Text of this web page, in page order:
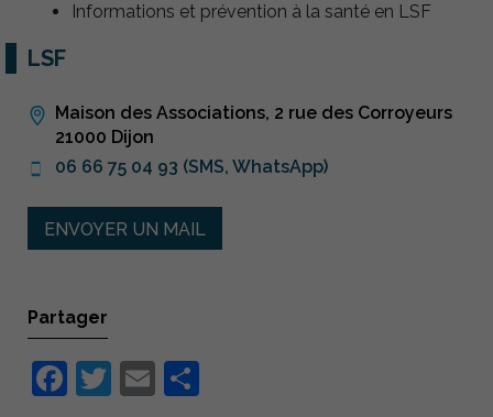
Informations et prévention à la santé en LSF
LSF
Maison des Associations, 2 rue des Corroyeurs
21000 Dijon
06 66 75 04 93 (SMS, WhatsApp)
ENVOYER UN MAIL
Partager
Facebook
Twitter
Email